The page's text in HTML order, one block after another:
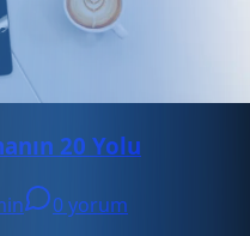
20 Yolu
0 yorum